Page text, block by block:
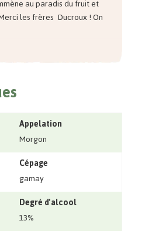
au paradis du fruit et
les frères Ducroux ! On
Appelation
Morgon
Cépage
gamay
Degré d'alcool
13%